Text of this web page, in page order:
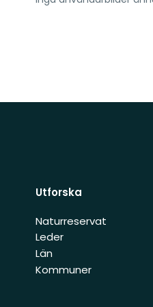
Utforska
Naturreservat
Leder
Län
Kommuner